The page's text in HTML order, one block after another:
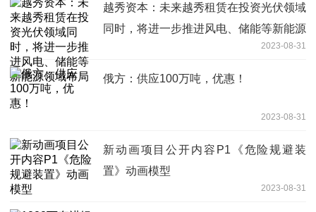
越秀资本：未来越秀租赁在投资光伏领域
同时，将进一步推进风电、储能等新能源
2023-08-31
俄方：供应100万吨，优惠！
2023-08-31
新动画项目公开内容P1《危险规避装
置》动画模型
2023-08-31